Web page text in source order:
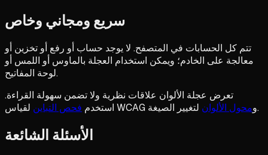
سريع ومجاني وخاص
تتم كل الحسابات في المتصفح. لا يوجد حساب أو رفع أو تخزين أو
معالجة على الخادم؛ ويمكن استخدام العجلة بالماوس أو اللمس أو
لوحة المفاتيح.
تعرض عجلة الألوان علاقات نظرية ولا تضمن سهولة القراءة.
استخدم فحص التباين لقياس WCAG ومحول الألوان لتغيير الصيغة.
الأسئلة الشائعة